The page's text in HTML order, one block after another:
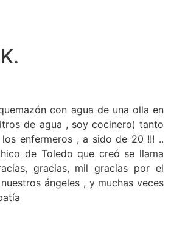
con agua de una olla en
de agua , soy cocinero) tanto
enfermeros , a sido de 20 !!! ..
de Toledo que creó se llama
gracias, mil gracias por el
ángeles , y muchas veces